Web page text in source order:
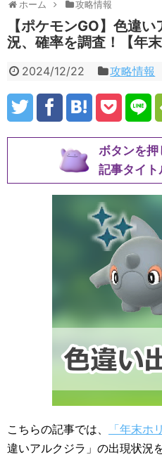
ホーム 攻略情報
【ポケモンGO】色違
況、確率を調査！【年
2024/12/22 攻略情報
ボタンを押
記事タイト
こちらの記事では、 「年末ホ
違いアルクジラ」の出現状況